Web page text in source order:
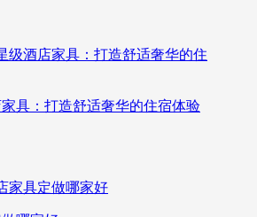
具：打造舒适奢华的住宿体验